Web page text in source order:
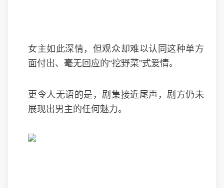
女主如此深情，但观众却难以认同这种单方
面付出、毫无回应的“挖野菜”式爱情。
更令人无语的是，剧集接近尾声，剧方仍未
展现出男主的任何魅力。